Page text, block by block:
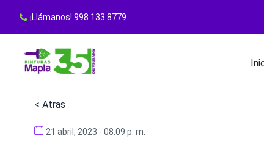
¡Llámanos! 998 133 8779
< Atras
21 abril, 2023 - 08:09 p. m.